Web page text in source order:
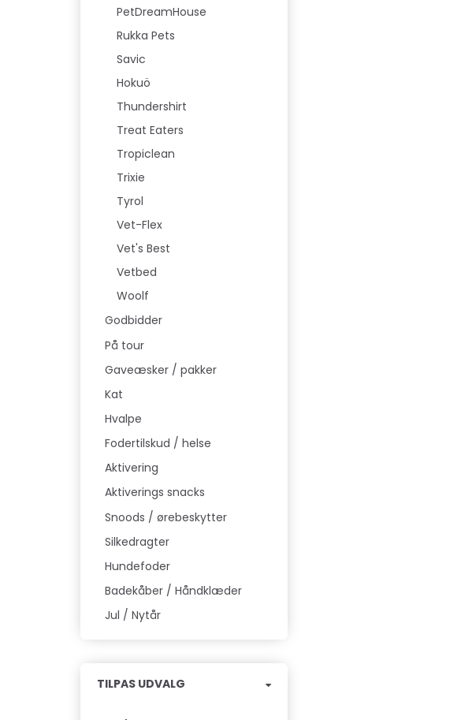
PetDreamHouse
Rukka Pets
Savic
Hokuö
Thundershirt
Treat Eaters
Tropiclean
Trixie
Tyrol
Vet-Flex
Vet's Best
Vetbed
Woolf
Godbidder
På tour
Gaveæsker / pakker
Kat
Hvalpe
Fodertilskud / helse
Aktivering
Aktiverings snacks
Snoods / ørebeskytter
Silkedragter
Hundefoder
Badekåber / Håndklæder
Jul / Nytår
TILPAS UDVALG